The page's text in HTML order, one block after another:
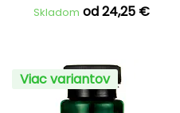
Skladom od 24,25 €
Viac variantov